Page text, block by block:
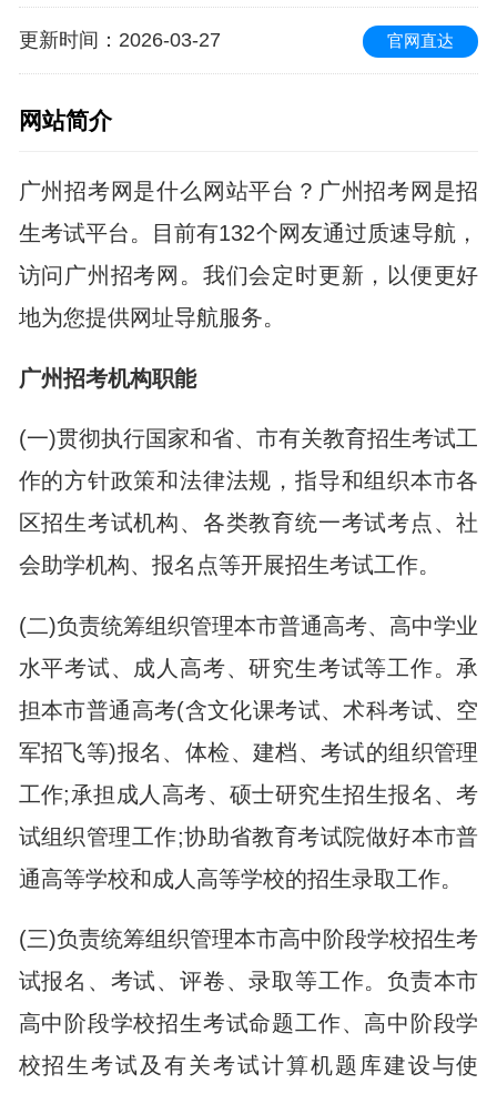
更新时间 ：2026-03-27 官网直达
网站简介
广州招考网是什么网站平台？广州招考网是招
生考试平台。目前有132个网友通过质速导航，
访问广州招考网。我们会定时更新，以便更好
地为您提供网址导航服务。
广州招考机构职能
(一)贯彻执行国家和省、市有关教育招生考试工
作的方针政策和法律法规，指导和组织本市各
区招生考试机构、各类教育统一考试考点、社
会助学机构、报名点等开展招生考试工作。
(二)负责统筹组织管理本市普通高考、高中学业
水平考试、成人高考、研究生考试等工作。承
担本市普通高考(含文化课考试、术科考试、空
军招飞等)报名、体检、建档、考试的组织管理
工作;承担成人高考、硕士研究生招生报名、考
试组织管理工作;协助省教育考试院做好本市普
通高等学校和成人高等学校的招生录取工作。
(三)负责统筹组织管理本市高中阶段学校招生考
试报名、考试、评卷、录取等工作。负责本市
高中阶段学校招生考试命题工作、高中阶段学
校招生考试及有关考试计算机题库建设与使